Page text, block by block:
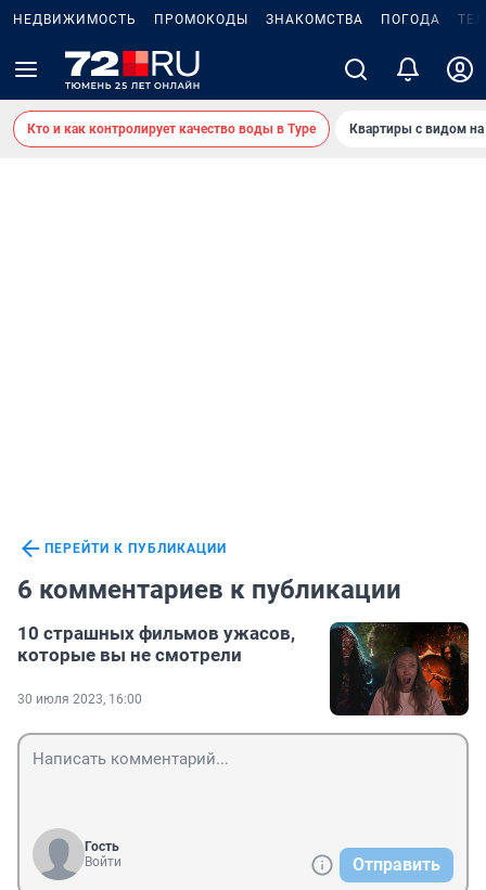
НЕДВИЖИМОСТЬ ПРОМОКОДЫ ЗНАКОМСТВА ПОГОДА
Кто и как контролирует качество воды в Туре Квартиры с видом на
ПЕРЕЙТИ К ПУБЛИКАЦИИ
6 комментариев к публикации
10 страшных фильмов ужасов,
которые вы не смотрели
30 июля 2023, 16:00
Гость
Войти
Отправить